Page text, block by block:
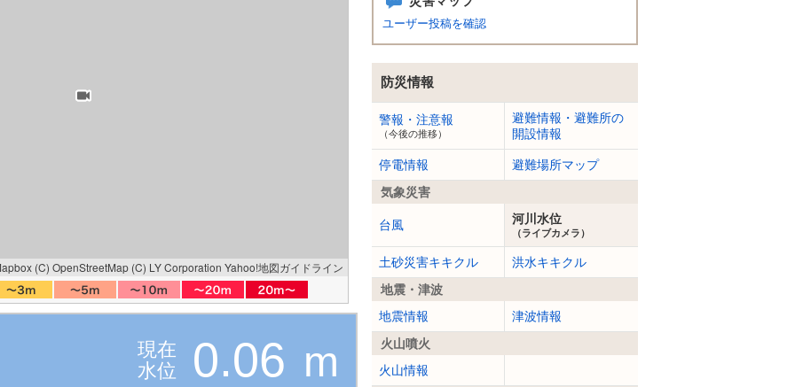
(C) OpenStreetMap (C) LY Corporation Yahoo!地図ガイドライン
現在
水位
0.06 m
ユーザー投稿を確認
防災情報
警報・注意報
（今後の推移）
避難情報・避難所の
開設情報
停電情報
避難場所マップ
気象災害
台風 河川水位
（ライブカメラ）
土砂災害キキクル
洪水キキクル
地震・津波
地震情報
津波情報
火山噴火
火山情報